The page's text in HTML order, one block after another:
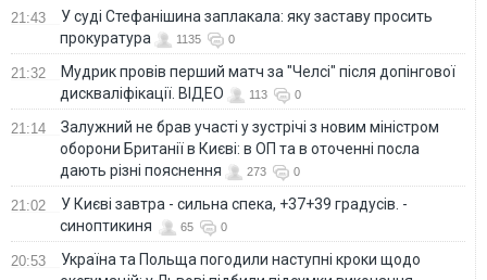
21:43
У суді Стефанішина заплакала: яку заставу просить
прокуратура
1135 0
21:32
Мудрик провів перший матч за "Челсі" після допінгової
дискваліфікації. ВІДЕО
113 0
21:14
Залужний не брав участі у зустрічі з новим міністром
оборони Британії в Києві: в ОП та в оточенні посла
дають різні пояснення
273 0
21:02
У Києві завтра - сильна спека, +37+39 градусів. -
синоптикиня
65 0
20:53
Україна та Польща погодили наступні кроки щодо